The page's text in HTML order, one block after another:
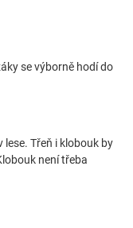
se výborně hodí do
lese. Třeň i klobouk by
není třeba